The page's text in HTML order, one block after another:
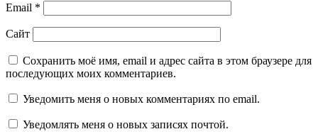
Email *
Сайт
Сохранить моё имя, email и адрес сайта в этом браузере для
последующих моих комментариев.
Уведомить меня о новых комментариях по email.
Уведомлять меня о новых записях почтой.